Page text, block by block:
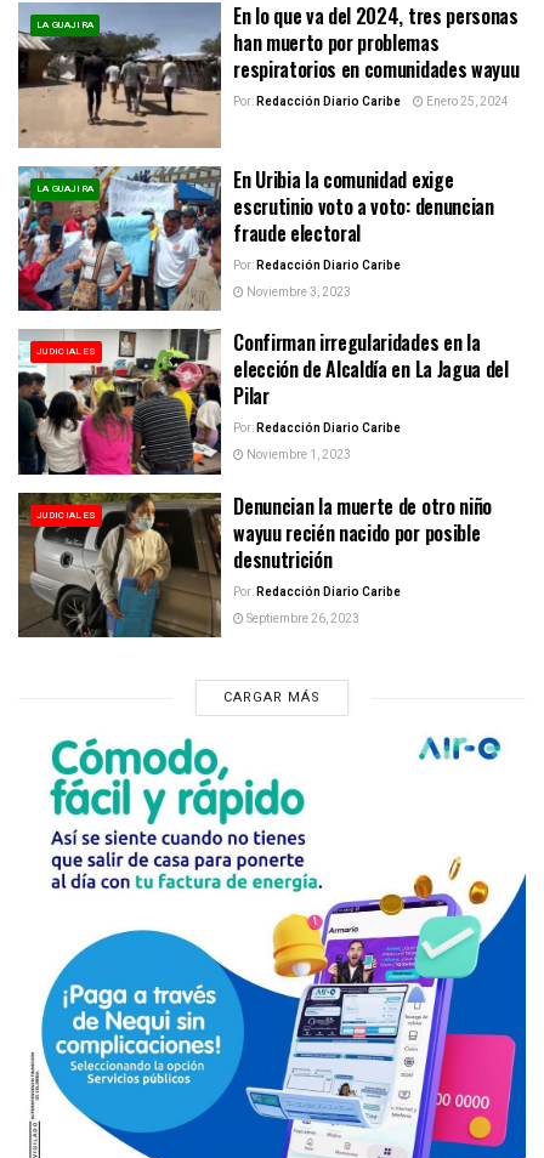
LA GUAJIRA
En lo que va del 2024, tres personas
han muerto por problemas
respiratorios en comunidades wayuu
Por:Redacción Diario Caribe Enero 25, 2024
LA GUAJIRA
En Uribia la comunidad exige
escrutinio voto a voto: denuncian
fraude electoral
Por:Redacción Diario Caribe
Noviembre 3, 2023
JUDICIALES
Confirman irregularidades en la
elección de Alcaldía en La Jagua del
Pilar
Por:Redacción Diario Caribe
Noviembre 1, 2023
JUDICIALES
Denuncian la muerte de otro niño
wayuu recién nacido por posible
desnutrición
Por:Redacción Diario Caribe
Septiembre 26, 2023
CARGAR MÁS